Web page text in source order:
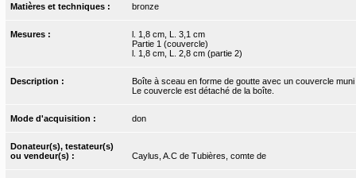
Matières et techniques : bronze
Mesures :
l. 1,8 cm, L. 3,1 cm
Partie 1 (couvercle)
l. 1,8 cm, L. 2,8 cm (partie 2)
Description :
Boîte à sceau en forme de goutte avec un couvercle
Le couvercle est détaché de la boîte.
Mode d'acquisition : don
Donateur(s), testateur(s)
ou vendeur(s) :
Caylus, A.C de Tubières, comte de